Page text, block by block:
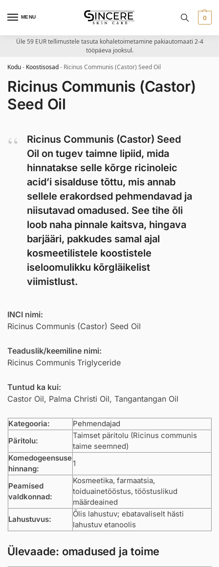
MENU 0
Üle 59 EUR tellimustele tasuta kohaletoimetamine pakiautomaati 2-4
tööpäeva jooksul.
Kodu- Koostisosad- Ricinus Communis (Castor) Seed Oil
Ricinus Communis (Castor)
Seed Oil
Ricinus Communis (Castor) Seed
Oil on tugev taimne lipiid, mida
hinnatakse selle kõrge ricinoleic
acid’i sisalduse tõttu, mis annab
sellele erakordsed pehmendavad ja
niisutavad omadused. See tihe õli
loob naha pinnale kaitsva, hingava
barjääri, pakkudes samal ajal
kosmeetilistele koostistele
iseloomulikku kõrgläikelist
viimistlust.
INCI nimi:
Ricinus Communis (Castor) Seed Oil
Teaduslik/keemiline nimi:
Ricinus Communis Triglyceride
Tuntud ka kui:
Castor Oil, Palma Christi Oil, Tangantangan Oil
Kategooria:
Pehmendajad
Päritolu:
Taimset päritolu (Ricinus communis
taime seemned)
Komedogeensuse
hinnang:
1
Peamised
valdkonnad:
Kosmeetika, farmaatsia,
toiduainetööstus, tööstuslikud
määrdeained
Lahustuvus:
Õlis lahustuv; ebatavaliselt hästi
lahustuv etanoolis
Ülevaade: omadused ja toime